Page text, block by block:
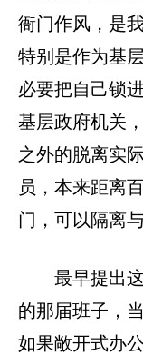
衙门作风，是
特别是作为基
必要把自己锁
基层政府机关
之外的脱离实
员，本来距离
门，可以隔离
最早提出
的那届班子，
如果敞开式办